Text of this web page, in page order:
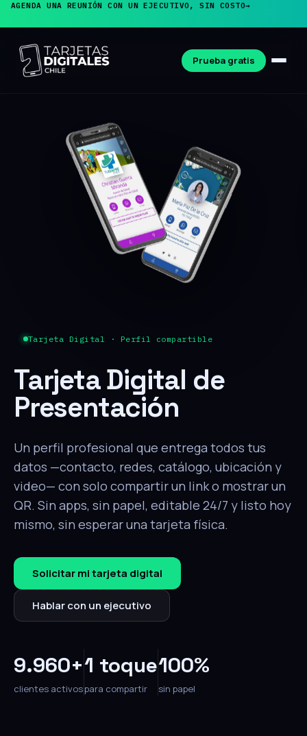
AGENDA UNA REUNIÓN CON UN EJECUTIVO, SIN COSTO →
Prueba gratis
Tarjeta Digital · Perfil compartible
Tarjeta Digital de
Presentación
Un perfil profesional que entrega todos tus
datos —contacto, redes, catálogo, ubicación y
video— con solo compartir un link o mostrar un
QR. Sin apps, sin papel, editable 24/7 y listo hoy
mismo, sin esperar una tarjeta física.
Solicitar mi tarjeta digital
Hablar con un ejecutivo
9.960+
clientes activos
1 toque
para compartir
100%
sin papel